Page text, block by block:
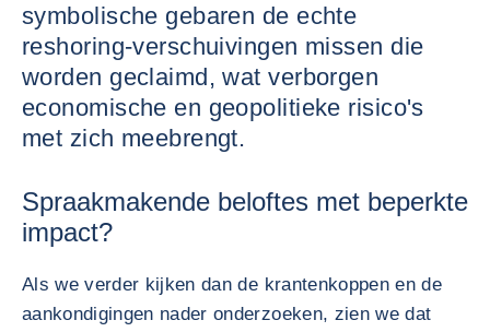
symbolische gebaren de echte
reshoring-verschuivingen missen die
worden geclaimd, wat verborgen
economische en geopolitieke risico's
met zich meebrengt.
Spraakmakende beloftes met beperkte
impact?
Als we verder kijken dan de krantenkoppen en de
aankondigingen nader onderzoeken, zien we dat